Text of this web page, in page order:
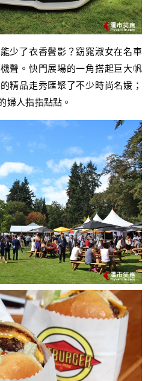
少了衣香鬢影？窈窕淑女在名車
聲。快門展場的一角搭起巨大帆
精品走秀匯聚了不少時尚名媛；
婦人指指點點。